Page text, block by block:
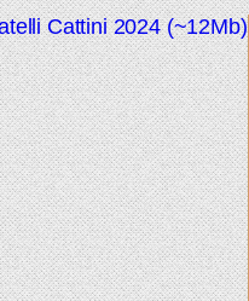
Cattini 2024 (~12Mb)